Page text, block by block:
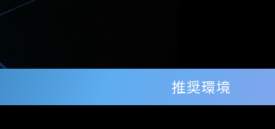
推奨環境